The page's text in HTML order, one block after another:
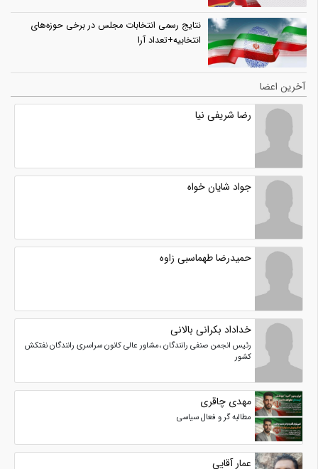
نتایج رسمی انتخابات مجلس در برخی حوزه‌های
انتخابیه+تعداد آرا
آخرین اعضا
رضا شریفی نیا
جواد شایان خواه
حمیدرضا طهماسبی زاوه
خداداد بکرانی بالانی
رئیس انجمن صنفی رانندگان ،مشاور عالی کانون سراسری رانندگان نفتکش
کشور
مهدی چاقری
مطالبه گر و فعال سیاسی
عمار آقایی